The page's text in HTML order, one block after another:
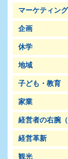
マーケティング
企画
休学
地域
子ども・教育
家業
経営者の右腕（
経営革新
観光